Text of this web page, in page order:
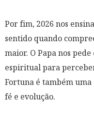
Por fim, 2026 nos
sentido quando
maior. O Papa nos
espiritual para
Fortuna é também
fé e evolução.